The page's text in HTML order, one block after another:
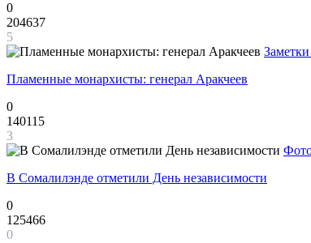
0
204637
5
Пламенные монархисты: генерал Аракчеев
0
140115
3
В Сомалилэнде отметили День независимости
0
125466
0